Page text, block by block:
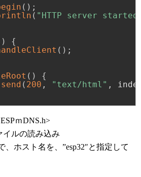
( ) ;
( "HTTP server
)
{
( ) ;
( )
{
send ( 200 , "text/html" ,
ｍDNS.h>
イルの読み込み
、ホスト名を、”esp32″と指定して